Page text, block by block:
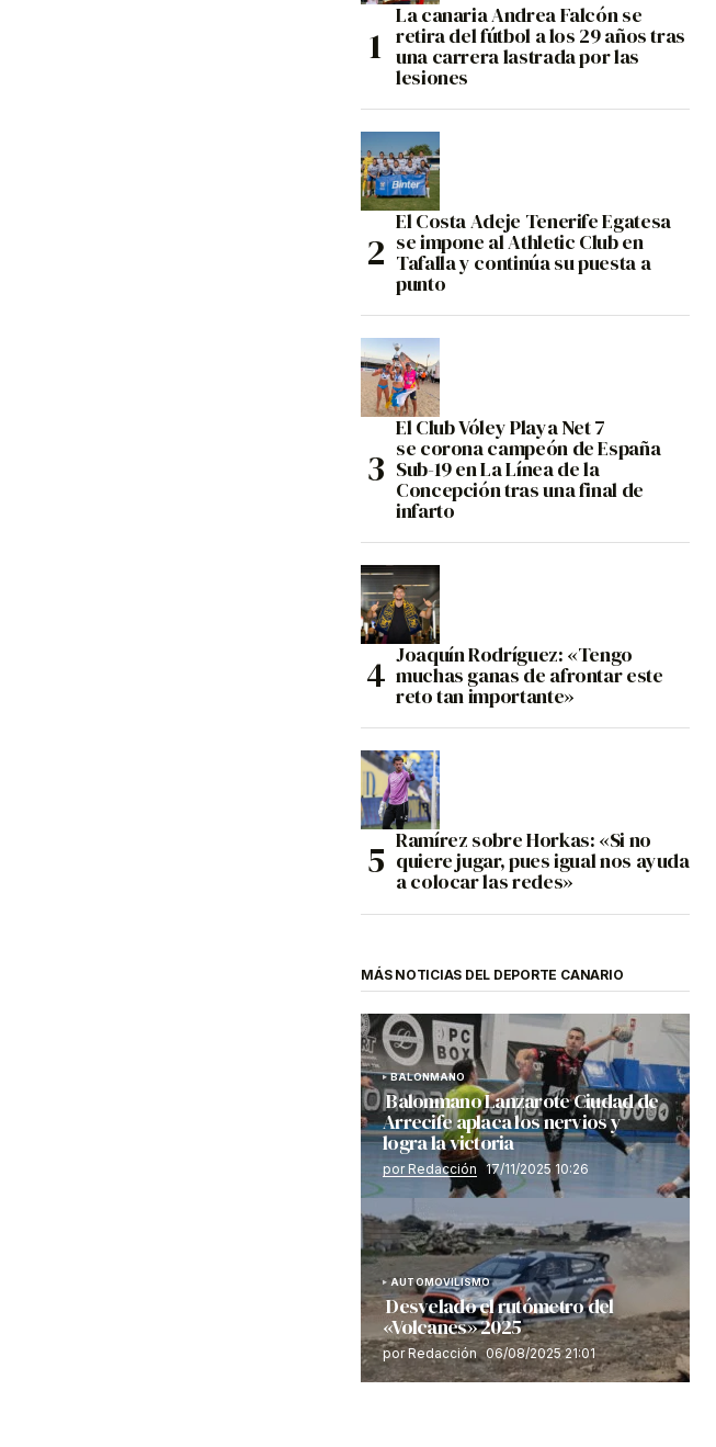
La canaria Andrea Falcón se
retira del fútbol a los 29 años tras
una carrera lastrada por las
lesiones
El Costa Adeje Tenerife Egatesa
se impone al Athletic Club en
Tafalla y continúa su puesta a
punto
El Club Vóley Playa Net 7
se corona campeón de España
Sub-19 en La Línea de la
Concepción tras una final de
infarto
Joaquín Rodríguez: «Tengo
muchas ganas de afrontar este
reto tan importante»
Ramírez sobre Horkas: «Si no
quiere jugar, pues igual nos ayuda
a colocar las redes»
MÁS NOTICIAS DEL DEPORTE CANARIO
BALONMANO
Balonmano Lanzarote Ciudad de
Arrecife aplaca los nervios y
logra la victoria
por Redacción 17/11/2025 10:26
AUTOMOVILISMO
Desvelado el rutómetro del
«Volcanes» 2025
por Redacción 06/08/2025 21:01